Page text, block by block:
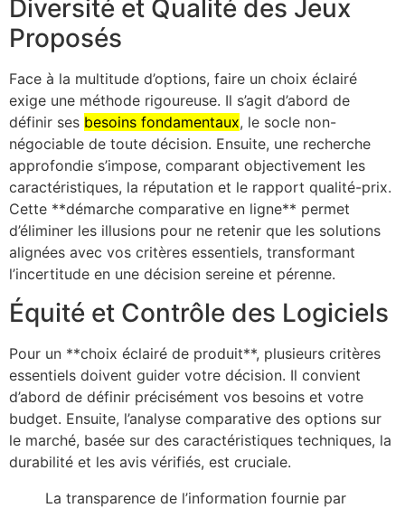
Diversité et Qualité des Jeux
Proposés
Face à la multitude d’options, faire un choix éclairé
exige une méthode rigoureuse. Il s’agit d’abord de
définir ses besoins fondamentaux, le socle non-
négociable de toute décision. Ensuite, une recherche
approfondie s’impose, comparant objectivement les
caractéristiques, la réputation et le rapport qualité-prix.
Cette **démarche comparative en ligne** permet
d’éliminer les illusions pour ne retenir que les solutions
alignées avec vos critères essentiels, transformant
l’incertitude en une décision sereine et pérenne.
Équité et Contrôle des Logiciels
Pour un **choix éclairé de produit**, plusieurs critères
essentiels doivent guider votre décision. Il convient
d’abord de définir précisément vos besoins et votre
budget. Ensuite, l’analyse comparative des options sur
le marché, basée sur des caractéristiques techniques, la
durabilité et les avis vérifiés, est cruciale.
La transparence de l’information fournie par